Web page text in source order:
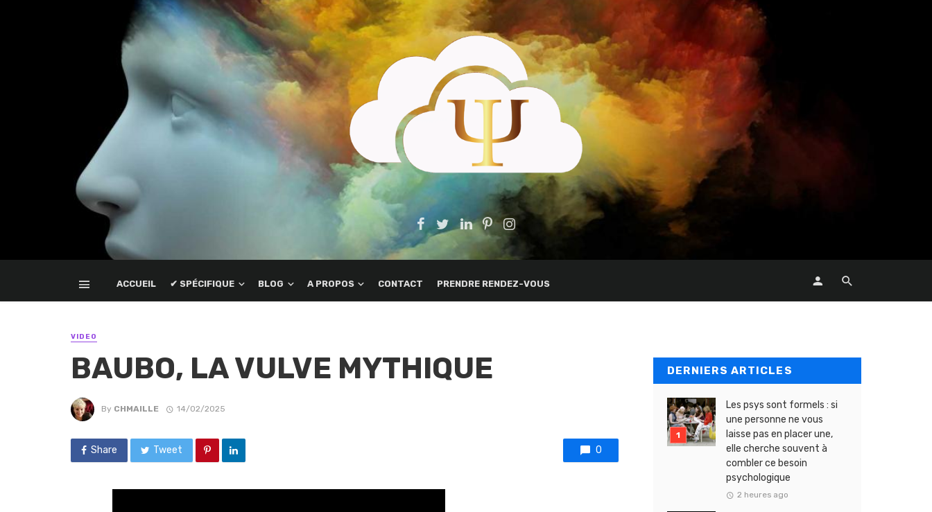
ACCUEIL ✔ SPÉCIFIQUE BLOG A PROPOS CONTACT PRENDRE RENDEZ-VOUS
VIDEO
BAUBO, LA VULVE MYTHIQUE
By CHMAILLE 14/02/2025
Share Tweet 0
DERNIERS ARTICLES
Les psys sont formels : si
une personne ne vous
laisse pas en placer une,
elle cherche souvent à
combler ce besoin
psychologique
2 heures ago